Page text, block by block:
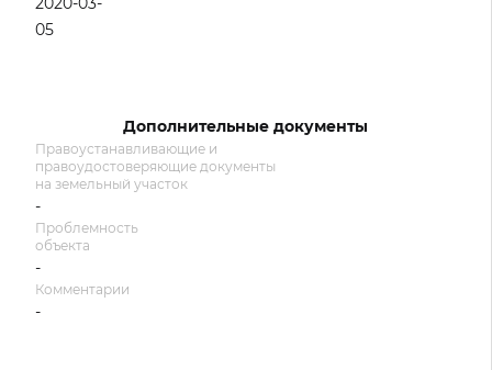
05
Дополнительные документы
Правоустанавливающие и
правоудостоверяющие документы
на земельный участок
-
Проблемность
объекта
-
Комментарии
-